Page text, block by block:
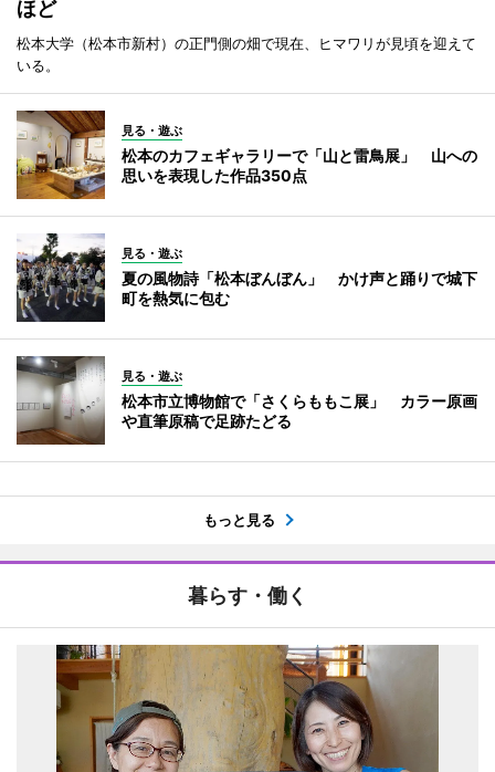
ほど
松本大学（松本市新村）の正門側の畑で現在、ヒマワリが見頃を迎えて
いる。
見る・遊ぶ
松本のカフェギャラリーで「山と雷鳥展」 山への
思いを表現した作品350点
見る・遊ぶ
夏の風物詩「松本ぼんぼん」 かけ声と踊りで城下
町を熱気に包む
見る・遊ぶ
松本市立博物館で「さくらももこ展」 カラー原画
や直筆原稿で足跡たどる
もっと見る
暮らす・働く